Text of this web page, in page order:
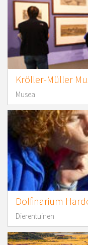
Kröller-Müller
Musea
Dolfinarium
Dierentuinen